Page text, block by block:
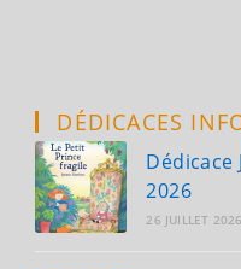
DÉDICACES
Dédicace
2026
26 JUILLET 2026